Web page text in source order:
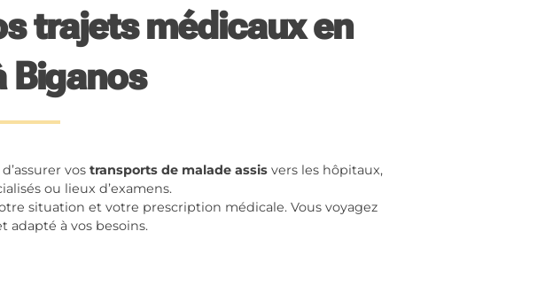
trajets médicaux en
Biganos
vos transports de malade assisvers les hôpitaux,
ou lieux d’examens.
situation et votre prescription médicale. Vous voyagez
adapté à vos besoins.